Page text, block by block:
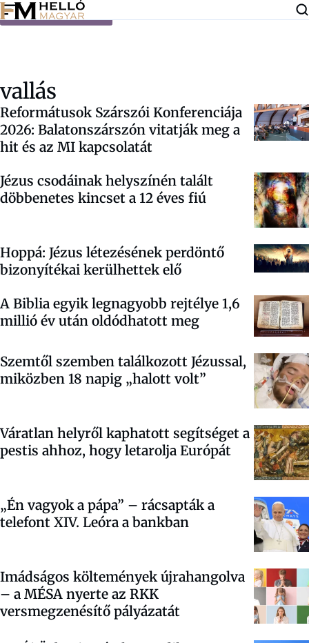
Ugrás a tartalomra
vallás
Reformátusok Szárszói Konferenciája
2026: Balatonszárszón vitatják meg a
hit és az MI kapcsolatát
Jézus csodáinak helyszínén talált
döbbenetes kincset a 12 éves fiú
Hoppá: Jézus létezésének perdöntő
bizonyítékai kerülhettek elő
A Biblia egyik legnagyobb rejtélye 1,6
millió év után oldódhatott meg
Szemtől szemben találkozott Jézussal,
miközben 18 napig „halott volt”
Váratlan helyről kaphatott segítséget a
pestis ahhoz, hogy letarolja Európát
„Én vagyok a pápa” – rácsapták a
telefont XIV. Leóra a bankban
Imádságos költemények újrahangolva
– a MÉSA nyerte az RKK
versmegzenésítő pályázatát